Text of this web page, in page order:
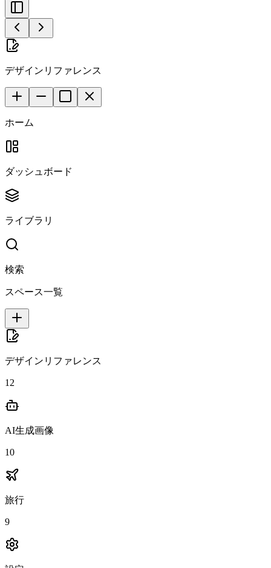
デザインリファレンス
ホーム
ダッシュボード
ライブラリ
検索
スペース一覧
デザインリファレンス
12
AI生成画像
10
旅行
9